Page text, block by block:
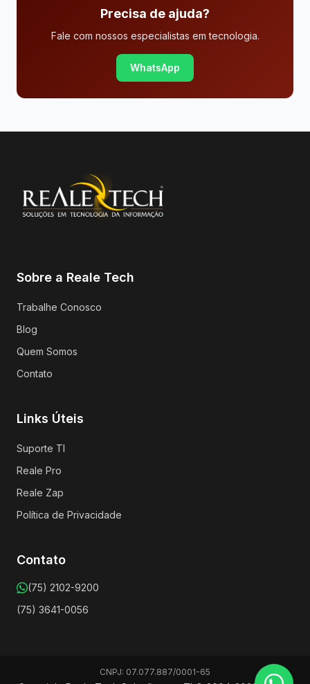
Precisa de ajuda?
Fale com nossos especialistas em tecnologia.
WhatsApp
Sobre a Reale Tech
Trabalhe Conosco
Blog
Quem Somos
Contato
Links Úteis
Suporte TI
Reale Pro
Reale Zap
Política de Privacidade
Contato
(75) 2102-9200
(75) 3641-0056
CNPJ: 07.077.887/0001-65